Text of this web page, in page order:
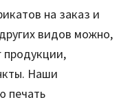
на заказ и
видов можно,
продукции,
Наши
печать